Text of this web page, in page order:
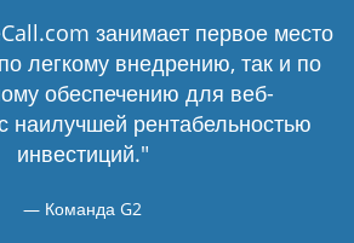
занимает первое место
легкому внедрению, так и по
обеспечению для веб-
наилучшей рентабельностью
инвестиций."
Команда G2